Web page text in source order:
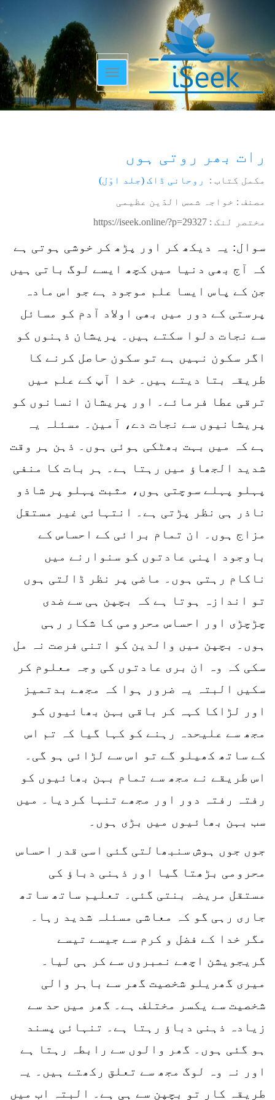
Toggle
navigation
رات بھر روتی ہوں
مکمل کتاب : روحانی ڈاک (جلد اوّل)
مصنف : خواجہ شمس الدّین عظیمی
مختصر لنک : https://iseek.online/?p=29327
سوال: یہ دیکھ کر اور پڑھ کر خوشی ہوتی ہے
کہ آج بھی دنیا میں کچھ ایسے لوگ باتی ہیں
جن کے پاس ایسا علم موجود ہے جو اس مادہ
پرستی کے دور میں بھی اولاد آدم کو مسائل
سے نجات دلوا سکتے ہیں۔ پریشان ذہنوں کو
اگر سکون نہیں ہے تو سکون حاصل کرنے کا
طریقہ بتا دیتے ہیں۔ خدا آپ کے علم میں
ترقی عطا فرمائے۔ اور پریشان انسانوں کو
پریشانیوں سے نجات دے، آمین۔ مسئلہ یہ
ہے کہ میں بہت بھٹکی ہوئی ہوں۔ ذہن ہر وقت
شدید الجھاؤ میں رہتا ہے۔ ہر بات کا منفی
پہلو پہلے سوچتی ہوں، مثبت پہلو پر شاذو
ناذر ہی نظر پڑتی ہے۔ انتہائی غیر مستقل
مزاج ہوں۔ ان تمام برائی کے احساس کے
باوجود اپنی عادتوں کو سنوارنے میں
ناکام رہتی ہوں۔ ماضی پر نظر ڈالتی ہوں
تو اندازہ ہوتا ہے کہ بچپن ہی سے ضدی
چڑچڑی اور احساس محرومی کا شکار رہی
ہوں۔ بچپن میں والدین کو اتنی فرصت نہ مل
سکی کہ وہ ان بری عادتوں کی وجہ معلوم کر
سکیں البتہ یہ ضرور ہوا کہ مجھے بدتمیز
اور لڑاکا کہہ کر باقی بہن بھائیوں کو
مجھ سے علیحدہ رہنے کو کہا گیا کہ تم اس
کے ساتھ کھیلو گے تو اس سے لڑائی ہو گی۔
اس طریقے نے مجھ سے تمام بہن بھائیوں کو
رفتہ رفتہ دور اور مجھے تنہا کردیا۔ میں
سب بہن بھائیوں میں بڑی ہوں۔
جوں جوں ہوش سنبھالتی گئی اسی قدر احساس
محرومی بڑھتا گیا اور ذہنی دباؤ کی
مستقل مریضہ بنتی گئی۔ تعلیم ساتھ ساتھ
جاری رہی گو کہ معاشی مسئلہ شدید رہا۔
مگر خدا کے فضل و کرم سے جیسے تیسے
گریجویشن اچھے نمبروں سے کر ہی لیا۔
میری گھریلو شخصیت گھر سے باہر والی
شخصیت سے یکسر مختلف ہے۔ گھر میں حد سے
زیادہ ذہنی دباؤ رہتا ہے۔ تنہائی پسند
ہو گئی ہوں۔ گھر والوں سے رابطہ رہتا ہے
اور نہ وہ لوگ مجھ سے تعلق رکھتے ہیں۔ یہ
طریقہ کار تو بچپن سے ہی ہے۔ البتہ اب میں